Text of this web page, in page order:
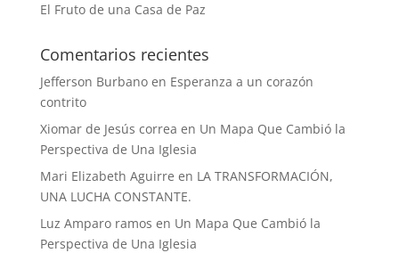
El Fruto de una Casa de Paz
Comentarios recientes
Jefferson Burbanoen Esperanza a un corazón
contrito
Xiomar de Jesús correa en Un Mapa Que Cambió la
Perspectiva de Una Iglesia
Mari Elizabeth Aguirre en LA TRANSFORMACIÓN,
UNA LUCHA CONSTANTE.
Luz Amparo ramos en Un Mapa Que Cambió la
Perspectiva de Una Iglesia